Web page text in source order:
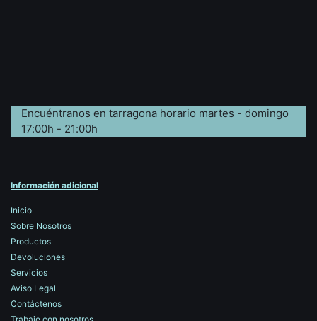
Encuéntranos en tarragona horario martes - domingo
17:00h - 21:00h
Información adicional
Inicio
Sobre Nosotros
Productos
Devoluciones
Servicios
Aviso Legal
Contáctenos